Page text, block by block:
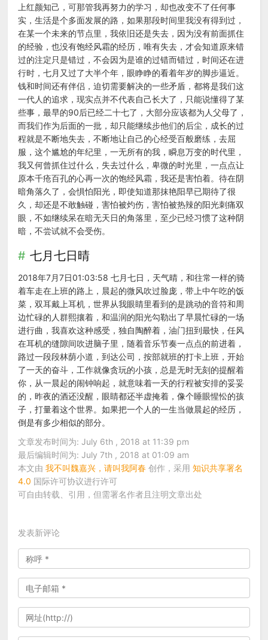
上红颜知己，可那管我再努力的学习，却也改变不了任何事
实，生活是个多面发展的路，如果那段时间里我没有得到过，
在某一个未来的节点里，我依旧还是失去，因为没有前面抓住
的经验，也没有饱经风霜的经历，唯有失去，才会知道原来错
过的注定只是错过，不会因为是谁的过错而错过，时间还在进
行时，七月又过了大半个年，眼睁睁的看着年岁的脚步逼近。
钱和时间还有伴侣，迫切需要解决的一些矛盾，都将是我们这
一代人的追求，现实点并不代表自己长大了，只能说懂得了某
些事，最早的90后已经二十七了，大部分应该都为人父母了，
而我们作为后面的一批，却只能继续步他们的后尘，成长的过
程就是不断地失去，不断地让自己的心经受百般磨练，去屈
服，这个尴尬的年纪里，一无所有的我，瞬息万变的时代里，
我又何曾抓住过什么，失去过什么，卑微的时光里，一点点让
原本千疮百孔的心再一次的饱经风霜，我还是害怕着。待在阴
暗角落久了，会惧怕阳光，即使知道那抹艳阳早已期待了很
久，却还是不敢触碰，害怕被灼伤，害怕被热辣的阳光刺痛双
眼，不如继续呆在暗无天日的角落里，至少已经习惯了这种阴
暗，不尝试就不会受伤。
七月七日晴
2018年7月7日01:03:58 七月七日，天气晴，和往常一样的骑
着车走在上班的路上，晨起的微风吹过脸庞，带上中午吃的饭
菜，双耳戴上耳机，世界从我眼睛里看到的是跳动的音符和周
边忙碌的人群熙攘着，和温润的阳光勾勒出了早晨忙碌的一场
进行曲，我喜欢这种感受，独自陶醉着，油门扭到最快，任风
在耳机的缝隙间吹进脑子里，随着音乐节奏一点点的前进着，
路过一段段林荫小道，到达公司，按部就班的打卡上班，开始
了一天的奋斗，工作就像贪玩的小孩，总是无时无刻的提醒着
你，从一晨起的闹钟响起，就意味着一天的行程被安排的妥妥
的，昨夜的酒还没醒，眼睛都还半虚掩着，像个睡眼惺忪的孩
子，打量着这个世界。如果把一个人的一生当做晨起的经历，
倒是有多少相似的部分。
文章发布时间为: July 6th , 2018 at 11:39 pm
最后编辑时间为: July 7th , 2018 at 01:09 am
本文由我不叫魏嘉兴，请叫我阿春 创作，采用知识共享署名
4.0 国际许可协议进行许可
可自由转载、引用，但需署名作者且注明文章出处
发表新评论